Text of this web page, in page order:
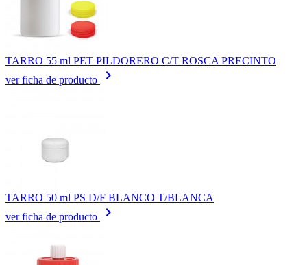
TARRO 55 ml PET PILDORERO C/T ROSCA PRECINTO
ver ficha de producto
keyboard_arrow_right
TARRO 50 ml PS D/F BLANCO T/BLANCA
ver ficha de producto
keyboard_arrow_right